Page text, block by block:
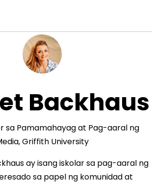
Backhaus
sa Pamamahayag at Pag-aaral ng
Griffith University
ay isang iskolar sa pag-aaral ng
sa papel ng komunidad at